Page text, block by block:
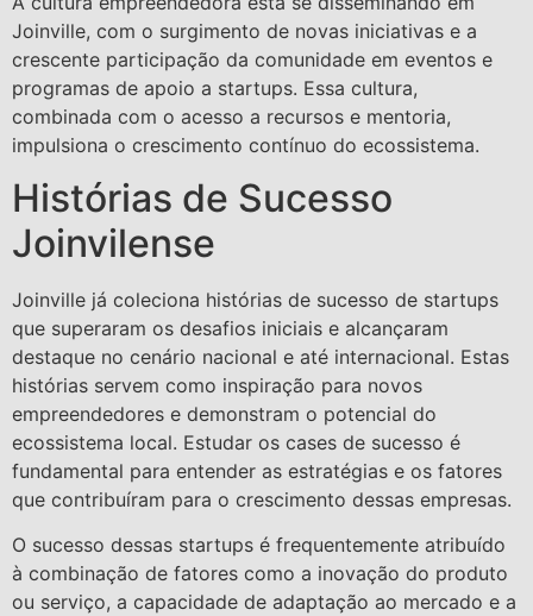
Joinville, com o surgimento de novas iniciativas e a
crescente participação da comunidade em eventos e
programas de apoio a startups. Essa cultura,
combinada com o acesso a recursos e mentoria,
impulsiona o crescimento contínuo do ecossistema.
Histórias de Sucesso
Joinvilense
Joinville já coleciona histórias de sucesso de startups
que superaram os desafios iniciais e alcançaram
destaque no cenário nacional e até internacional. Estas
histórias servem como inspiração para novos
empreendedores e demonstram o potencial do
ecossistema local. Estudar os cases de sucesso é
fundamental para entender as estratégias e os fatores
que contribuíram para o crescimento dessas empresas.
O sucesso dessas startups é frequentemente atribuído
à combinação de fatores como a inovação do produto
ou serviço, a capacidade de adaptação ao mercado e a